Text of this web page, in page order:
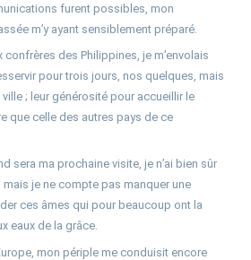
furent possibles, mon
m’y ayant sensiblement préparé.
des Philippines, je m’envolais
pour trois jours, nos quelques, mais
; leur générosité pour accueillir le
que celle des autres pays de ce
sera ma prochaine visite, je n’ai bien sûr
je ne compte pas manquer une
ces âmes qui pour beaucoup ont la
eaux de la grâce.
mon périple me conduisit encore